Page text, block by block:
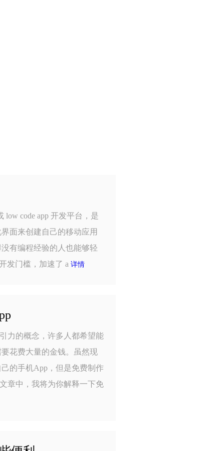
low code app 开发平台，是
面来创建自己的移动应用
有编程经验的人也能够轻
发门槛，加速了 a详情
力的概念，许多人都希望能
花费大量的金钱。虽然现
的手机App，但是免费制作
章中，我将为你解释一下免